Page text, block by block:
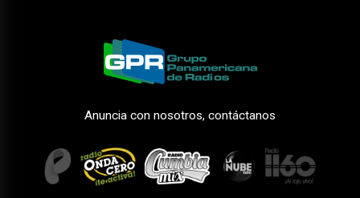
Anuncia con nosotros, contáctanos